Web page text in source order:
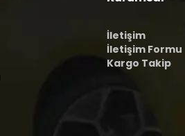
İletişim
İletişim Formu
Kargo Takip